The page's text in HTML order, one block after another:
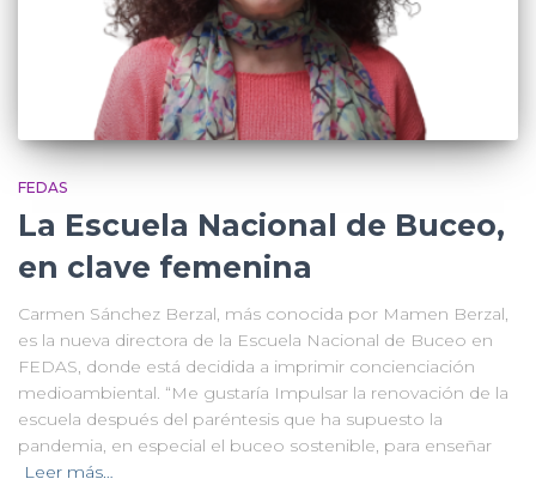
FEDAS
La Escuela Nacional de Buceo,
en clave femenina
Carmen Sánchez Berzal, más conocida por Mamen Berzal,
es la nueva directora de la Escuela Nacional de Buceo en
FEDAS, donde está decidida a imprimir concienciación
medioambiental. “Me gustaría Impulsar la renovación de la
escuela después del paréntesis que ha supuesto la
pandemia, en especial el buceo sostenible, para enseñar
Leer más…